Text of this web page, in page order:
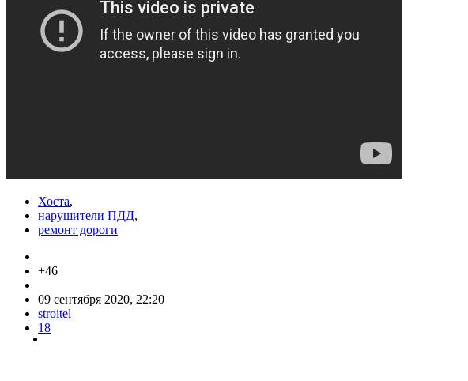
Хоста,
нарушители ПДД,
ремонт дороги
+46
09 сентября 2020, 22:20
stroitel
18